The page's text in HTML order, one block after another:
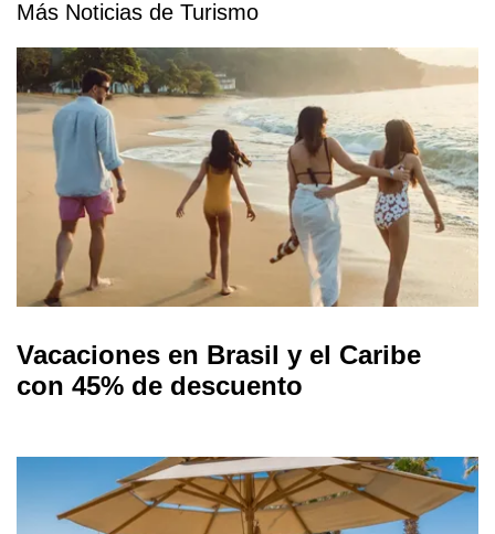
Más Noticias de Turismo
Vacaciones en Brasil y el Caribe
con 45% de descuento